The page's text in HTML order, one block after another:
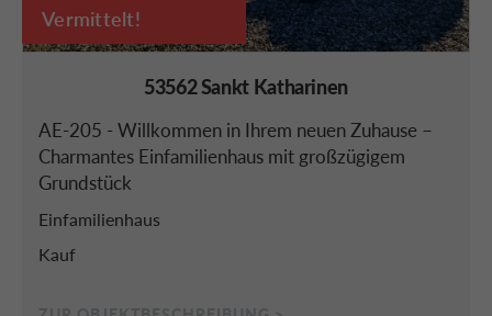
Vermittelt!
53562 Sankt Katharinen
AE-205 - Willkommen in Ihrem neuen Zuhause –
Charmantes Einfamilienhaus mit großzügigem
Grundstück
Einfamilienhaus
Kauf